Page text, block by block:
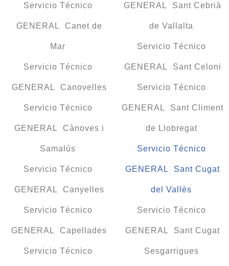
Servicio Técnico
GENERAL Canet de
Mar
Servicio Técnico
GENERAL Canovelles
Servicio Técnico
GENERAL Cànoves i
Samalús
Servicio Técnico
GENERAL Canyelles
Servicio Técnico
GENERAL Capellades
Servicio Técnico
GENERAL Sant Cebrià
de Vallalta
Servicio Técnico
GENERAL Sant Celoni
Servicio Técnico
GENERAL Sant Climent
de Llobregat
Servicio Técnico
GENERAL Sant Cugat
del Vallès
Servicio Técnico
GENERAL Sant Cugat
Sesgarrigues